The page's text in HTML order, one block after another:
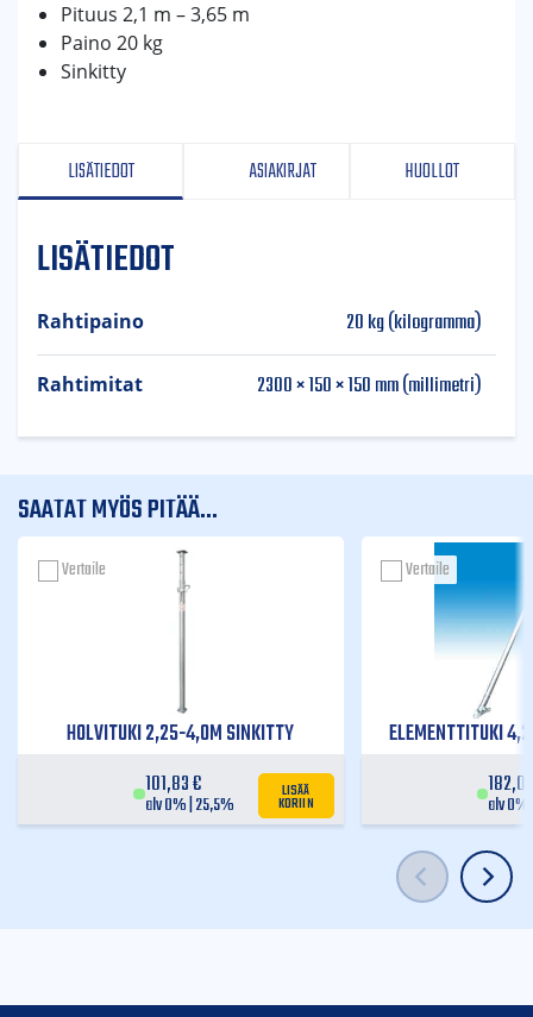
LISÄTIEDOT ASIAKIRJAT HUOLLOT
LISÄTIEDOT
Rahtipaino 20 kg (kilogramma)
Rahtimitat 2300 × 150 × 150 mm (millimetri)
Pituus 2,1 m – 3,65 m
Paino 20 kg
Sinkitty
SAATAT MYÖS PITÄÄ...
HOLVITUKI 2,25-4,0M SINKITTY
101,83€
alv 0% | 25,5%
LISÄÄ
KORIIN
Vertaile
ELEMENTTITUKI
alv
Vertaile